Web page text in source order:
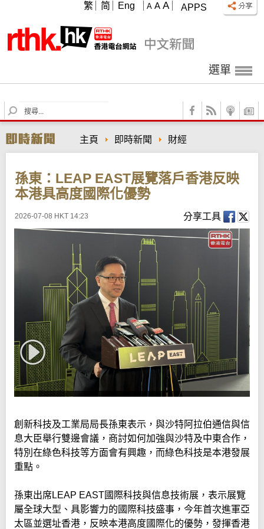
APPS
A A A
繁 简 Eng
選單
S
e
r
c
主頁 即時新聞 財經
孫東：LEAP EAST展覽落戶香港反映
本港具高度國際化優勢
2026-07-08 HKT 14:23 分享工具
創新科技及工業局局長孫東表示，與沙特阿拉伯通信與信
息大臣舉行雙邊會議，商討如何加強與沙特及中東合作，
特別在綠色科技等方面會有興趣，而綠色科技是本港發展
重點。
孫東出席LEAP EAST國際科技與信息技術展，表示展覽
屬全球大型、具影響力的國際科技盛事，今年首次進軍亞
太區並選址香港，反映本港高度國際化的優勢，發揮香港